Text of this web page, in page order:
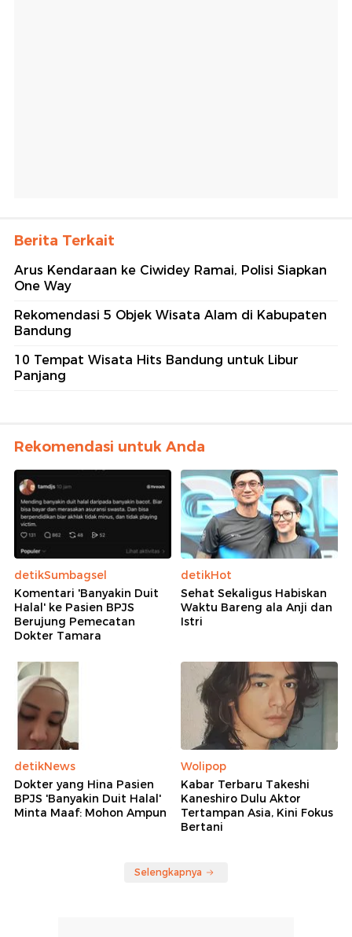
Berita Terkait
Arus Kendaraan ke Ciwidey Ramai, Polisi Siapkan
One Way
Rekomendasi 5 Objek Wisata Alam di Kabupaten
Bandung
10 Tempat Wisata Hits Bandung untuk Libur
Panjang
Rekomendasi untuk Anda
detikSumbagsel
Komentari 'Banyakin Duit
Halal' ke Pasien BPJS
Berujung Pemecatan
Dokter Tamara
detikHot
Sehat Sekaligus Habiskan
Waktu Bareng ala Anji dan
Istri
detikNews
Dokter yang Hina Pasien
BPJS 'Banyakin Duit Halal'
Minta Maaf: Mohon Ampun
Wolipop
Kabar Terbaru Takeshi
Kaneshiro Dulu Aktor
Tertampan Asia, Kini Fokus
Bertani
Selengkapnya